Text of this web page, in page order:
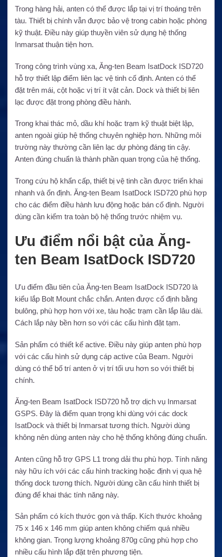
Trong hàng hải, anten có thể được lắp tại vị trí thoáng trên
tàu. Thiết bị chính vẫn được bảo vệ trong cabin hoặc phòng
kỹ thuật. Điều này giúp thuyền viên sử dụng hệ thống
Inmarsat thuận tiện hơn.
Trong công trình vùng xa, Ăng-ten Beam IsatDock ISD720
hỗ trợ thiết lập điểm liên lạc vệ tinh cố định. Anten có thể
đặt trên mái, cột hoặc vị trí ít vật cản. Dock và thiết bị liên
lạc được đặt trong phòng điều hành.
Trong khai thác mỏ, dầu khí hoặc trạm kỹ thuật biệt lập,
anten ngoài giúp hệ thống chuyên nghiệp hơn. Những môi
trường này thường cần liên lạc dự phòng đáng tin cậy.
Anten đúng chuẩn là thành phần quan trọng của hệ thống.
Trong cứu hộ khẩn cấp, thiết bị vệ tinh cần được triển khai
nhanh và ổn định. Ăng-ten Beam IsatDock ISD720 phù hợp
cho các điểm điều hành lưu động hoặc bán cố định. Người
dùng cần kiểm tra toàn bộ hệ thống trước nhiệm vụ.
Ưu điểm nổi bật của Ăng-
ten Beam IsatDock ISD720
Ưu điểm đầu tiên của Ăng-ten Beam IsatDock ISD720 là
kiểu lắp Bolt Mount chắc chắn. Anten được cố định bằng
bulông, phù hợp hơn với xe, tàu hoặc trạm cần lắp lâu dài.
Cách lắp này bền hơn so với các cấu hình đặt tạm.
Sản phẩm có thiết kế active. Điều này giúp anten phù hợp
với các cấu hình sử dụng cáp active của Beam. Người
dùng có thể bố trí anten ở vị trí tối ưu hơn so với thiết bị
chính.
Ăng-ten Beam IsatDock ISD720 hỗ trợ dịch vụ Inmarsat
GSPS. Đây là điểm quan trọng khi dùng với các dock
IsatDock và thiết bị Inmarsat tương thích. Người dùng
không nên dùng anten này cho hệ thống không đúng chuẩn.
Anten cũng hỗ trợ GPS L1 trong dải thu phù hợp. Tính năng
này hữu ích với các cấu hình tracking hoặc định vị qua hệ
thống dock tương thích. Người dùng cần cấu hình thiết bị
đúng để khai thác tính năng này.
Sản phẩm có kích thước gọn và thấp. Kích thước khoảng
75 x 146 x 146 mm giúp anten không chiếm quá nhiều
không gian. Trọng lượng khoảng 870g cũng phù hợp cho
nhiều cấu hình lắp đặt trên phương tiện.